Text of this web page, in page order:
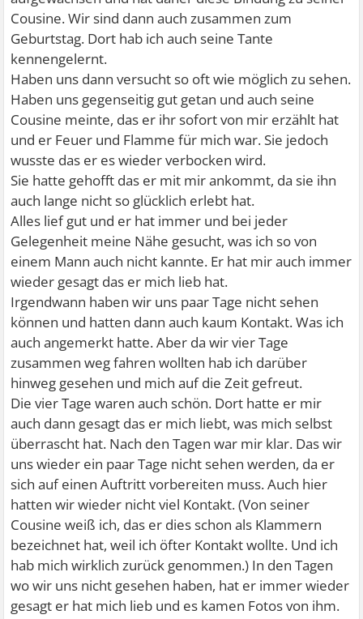
Cousine. Wir sind dann auch zusammen zum
Geburtstag. Dort hab ich auch seine Tante
kennengelernt.
Haben uns dann versucht so oft wie möglich zu sehen.
Haben uns gegenseitig gut getan und auch seine
Cousine meinte, das er ihr sofort von mir erzählt hat
und er Feuer und Flamme für mich war. Sie jedoch
wusste das er es wieder verbocken wird.
Sie hatte gehofft das er mit mir ankommt, da sie ihn
auch lange nicht so glücklich erlebt hat.
Alles lief gut und er hat immer und bei jeder
Gelegenheit meine Nähe gesucht, was ich so von
einem Mann auch nicht kannte. Er hat mir auch immer
wieder gesagt das er mich lieb hat.
Irgendwann haben wir uns paar Tage nicht sehen
können und hatten dann auch kaum Kontakt. Was ich
auch angemerkt hatte. Aber da wir vier Tage
zusammen weg fahren wollten hab ich darüber
hinweg gesehen und mich auf die Zeit gefreut.
Die vier Tage waren auch schön. Dort hatte er mir
auch dann gesagt das er mich liebt, was mich selbst
überrascht hat. Nach den Tagen war mir klar. Das wir
uns wieder ein paar Tage nicht sehen werden, da er
sich auf einen Auftritt vorbereiten muss. Auch hier
hatten wir wieder nicht viel Kontakt. (Von seiner
Cousine weiß ich, das er dies schon als Klammern
bezeichnet hat, weil ich öfter Kontakt wollte. Und ich
hab mich wirklich zurück genommen.) In den Tagen
wo wir uns nicht gesehen haben, hat er immer wieder
gesagt er hat mich lieb und es kamen Fotos von ihm.